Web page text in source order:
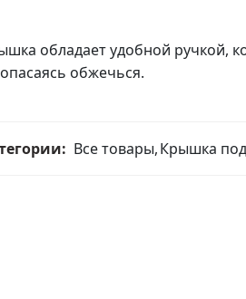
обладает удобной ручкой,
обжечься.
Все товары,Крышка